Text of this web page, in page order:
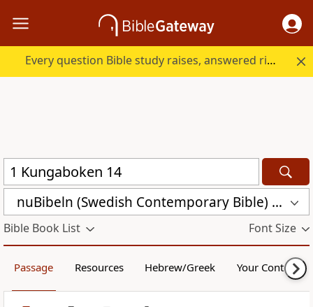
Every question Bible study raises, answered right here.
nuBibeln (Swedish Contemporary Bible) (NUB)
Bible Book List Font Size
Passage Resources Hebrew/Greek Your Content